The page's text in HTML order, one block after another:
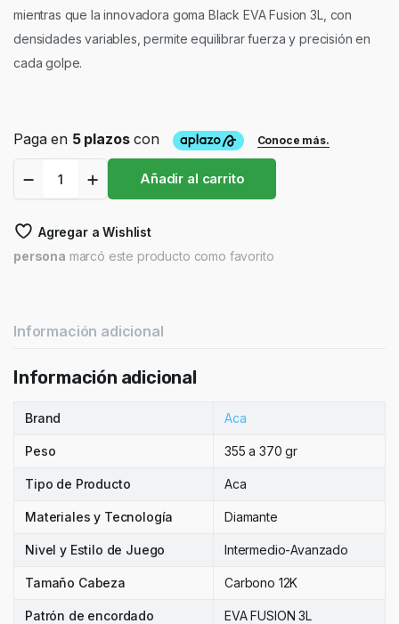
mientras que la innovadora goma Black EVA Fusion 3L, con
densidades variables, permite equilibrar fuerza y precisión en
cada golpe.
Aca
Palladium
LTD
quantity
Añadir al carrito
Agregar a Wishlist
persona marcó este producto como favorito
Información adicional
Información adicional
Brand Aca
Peso 355 a 370 gr
Tipo de Producto Aca
Materiales y Tecnología Diamante
Nivel y Estilo de Juego Intermedio-Avanzado
Tamaño Cabeza Carbono 12K
Patrón de encordado EVA FUSION 3L